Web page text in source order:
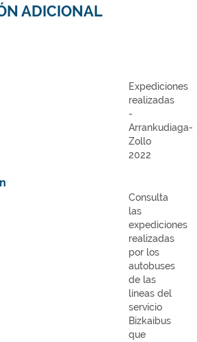
ADICIONAL
Expediciones
realizadas
-
Arrankudiaga-
Zollo
2022
Consulta
las
expediciones
realizadas
por los
autobuses
de las
líneas del
servicio
Bizkaibus
que